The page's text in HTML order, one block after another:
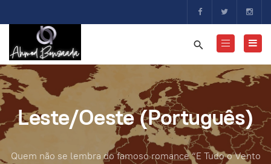
Leste/Oeste (Português)
Quem não se lembra do famoso romance “E Tudo o Vento